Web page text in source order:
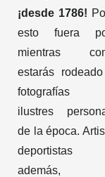
¡desde 1786!
esto fuera
mientras
estarás
fotografías
ilustres
de la época.
además,